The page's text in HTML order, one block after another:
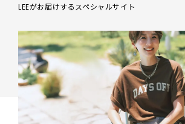
LEEがお届けするスペシャルサイト